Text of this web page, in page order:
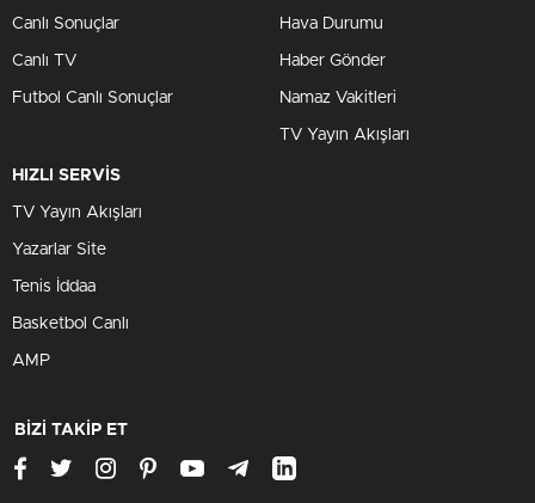
Canlı Sonuçlar
Canlı TV
Futbol Canlı Sonuçlar
Hava Durumu
Haber Gönder
Namaz Vakitleri
TV Yayın Akışları
HIZLI SERVİS
TV Yayın Akışları
Yazarlar Site
Tenis İddaa
Basketbol Canlı
AMP
BİZİ TAKİP ET